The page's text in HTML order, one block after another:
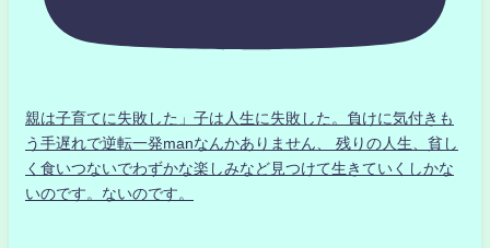
親は子育てに失敗した」子は人生に失敗した。負けに気付きも
う手遅れで逆転一発manなんかありません、 残りの人生、貧し
く食いつないでわずかな楽しみなど見つけて生きていくしかな
いのです。ないのです。